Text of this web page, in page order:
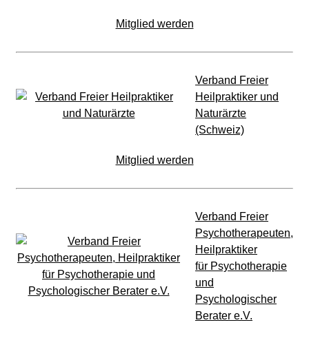
Mitglied werden
Verband Freier
Heilpraktiker und
Naturärzte
(Schweiz)
Mitglied werden
Verband Freier
Psychotherapeuten,
Heilpraktiker
für Psychotherapie
und
Psychologischer
Berater e.V.